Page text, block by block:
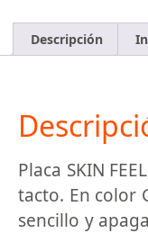
Descripción
Placa SKIN
tacto. En color
sencillo y